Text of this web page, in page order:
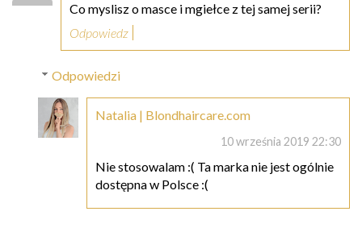
Co myslisz o masce i mgiełce z tej samej serii?
Odpowiedz
Odpowiedzi
Natalia | Blondhaircare.com
10 września 2019 22:30
Nie stosowalam :( Ta marka nie jest ogólnie
dostępna w Polsce :(